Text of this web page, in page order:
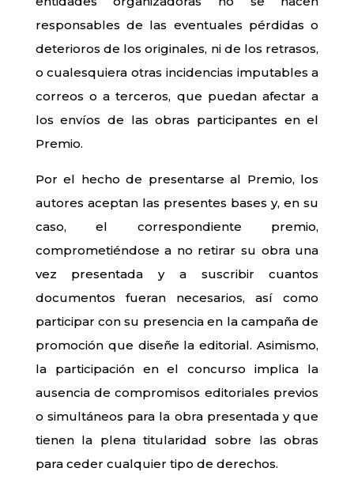
responsables de las eventuales pérdidas o
deterioros de los originales, ni de los retrasos,
o cualesquiera otras incidencias imputables a
correos o a terceros, que puedan afectar a
los envíos de las obras participantes en el
Premio.
Por el hecho de presentarse al Premio, los
autores aceptan las presentes bases y, en su
caso, el correspondiente premio,
comprometiéndose a no retirar su obra una
vez presentada y a suscribir cuantos
documentos fueran necesarios, así como
participar con su presencia en la campaña de
promoción que diseñe la editorial. Asimismo,
la participación en el concurso implica la
ausencia de compromisos editoriales previos
o simultáneos para la obra presentada y que
tienen la plena titularidad sobre las obras
para ceder cualquier tipo de derechos.